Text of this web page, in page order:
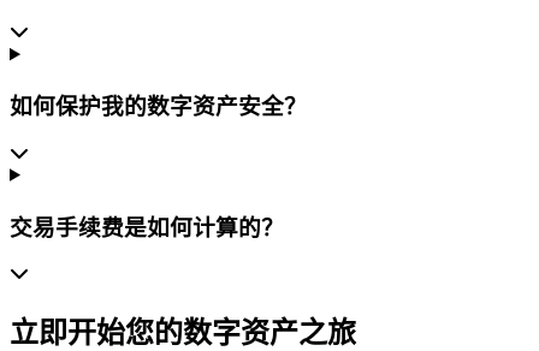
如何保护我的数字资产安全？
交易手续费是如何计算的？
立即开始您的数字资产之旅